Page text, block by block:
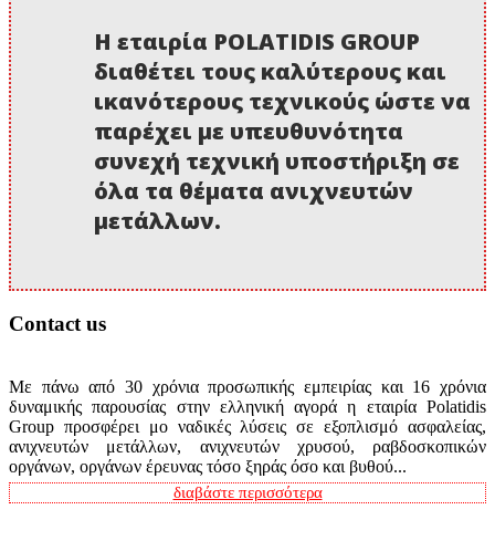
Η εταιρία POLATIDIS GROUP
διαθέτει τους καλύτερους και
ικανότερους τεχνικούς ώστε να
παρέχει με υπευθυνότητα
συνεχή τεχνική υποστήριξη σε
όλα τα θέματα ανιχνευτών
μετάλλων.
Contact us
Με πάνω από 30 χρόνια προσωπικής εμπειρίας και 16 χρόνια
δυναμικής παρουσίας στην ελληνική αγορά η εταιρία Polatidis
Group προσφέρει μο ναδικές λύσεις σε εξοπλισμό ασφαλείας,
ανιχνευτών μετάλλων, ανιχνευτών χρυσού, ραβδοσκοπικών
οργάνων, οργάνων έρευνας τόσο ξηράς όσο και βυθού...
διαβάστε περισσότερα